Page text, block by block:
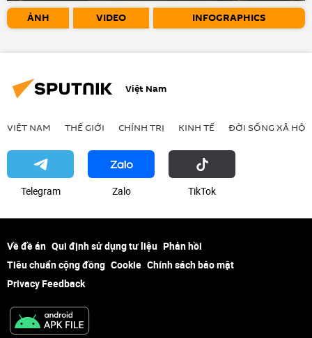
ẢNH VIDEO INFOGRAPHICS
Việt Nam
VIỆT NAM THẾ GIỚI CHÍNH TRỊ KINH TẾ ĐỜI SỐNG XÃ HỘI
Telegram Zalo ТikТоk
Về đề án Qui định sử dụng tư liệu Phản hồi
Tiêu chuẩn cộng đồng Cookie Chính sách bảo mật
Privacy Feedback